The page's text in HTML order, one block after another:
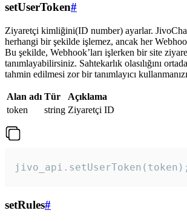
setUserToken#
Ziyaretçi kimliğini(ID number) ayarlar. JivoChat
herhangi bir şekilde işlemez, ancak her
Bu şekilde, Webhook’ları işlerken bir site
tanımlayabilirsiniz. Sahtekarlık olasılığını
tahmin edilmesi zor bir tanımlayıcı
Alan adı Tür
Açıklama
token
string Ziyaretçi ID
jivo_api.setUserToken(token);
setRules#